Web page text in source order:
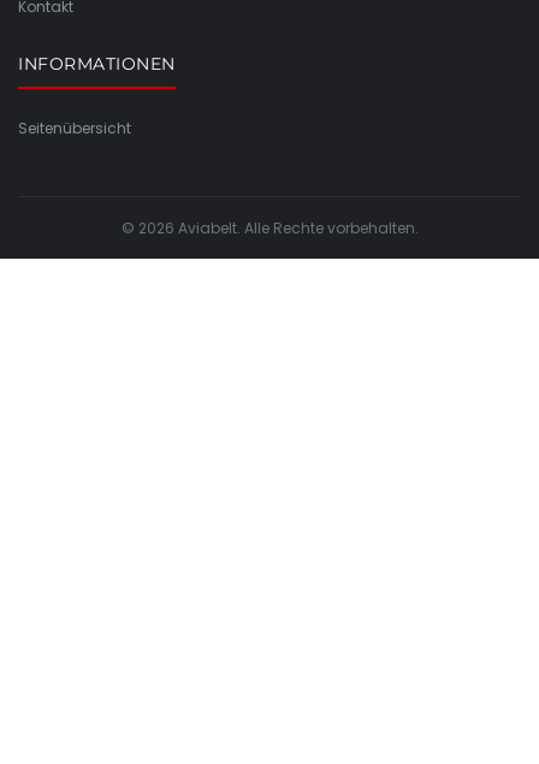
Kontakt
INFORMATIONEN
Seitenübersicht
© 2026 Aviabelt. Alle Rechte vorbehalten.